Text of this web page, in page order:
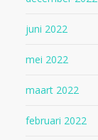
juni 2022
mei 2022
maart 2022
februari 2022